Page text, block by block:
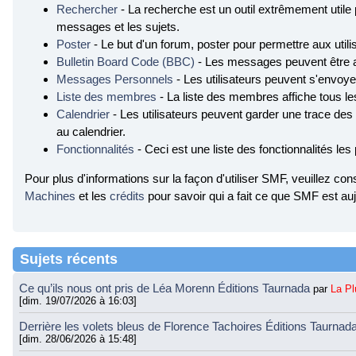
Rechercher - La recherche est un outil extrêmement
messages et les sujets.
Poster - Le but d'un forum, poster pour permettre aux
Bulletin Board Code (BBC) - Les messages peuvent être
Messages Personnels - Les utilisateurs peuvent
Liste des membres - La liste des membres affiche tous
Calendrier - Les utilisateurs peuvent garder une trace
au calendrier.
Fonctionnalités - Ceci est une liste des fonctionnalités les
Pour plus d'informations sur la façon d'utiliser SMF, veuillez
Machines et les crédits pour savoir qui a fait ce que SMF est
Sujets récents
Ce qu’ils nous ont pris de Léa Morenn Éditions Taurnada par
La
[dim. 19/07/2026 à 16:03]
Derrière les volets bleus de Florence Tachoires Éditions
[dim. 28/06/2026 à 15:48]